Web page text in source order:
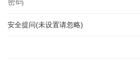
安全提问(未设置请忽略)